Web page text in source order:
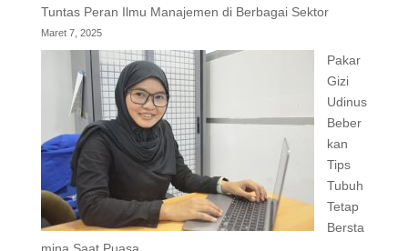
Tuntas Peran Ilmu Manajemen di Berbagai Sektor
Maret 7, 2025
Pakar
Gizi
Udinus
Beber
kan
Tips
Tubuh
Tetap
Bersta